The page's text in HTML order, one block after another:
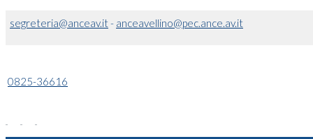
segreteria@anceav.it- anceavellino@pec.ance.av.it
0825-36616